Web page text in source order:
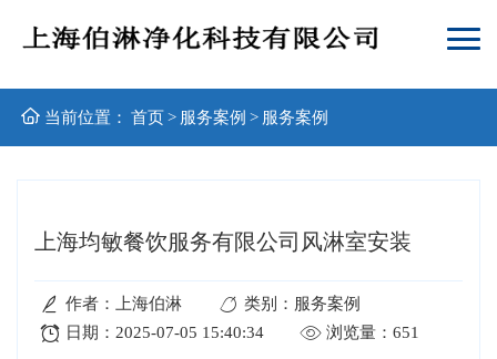
当前位置： 首页> 服务案例 > 服务案例
上海均敏餐饮服务有限公司风淋室安装
作者：上海伯淋
类别：服务案例
日期：2025-07-05 15:40:34
浏览量：651